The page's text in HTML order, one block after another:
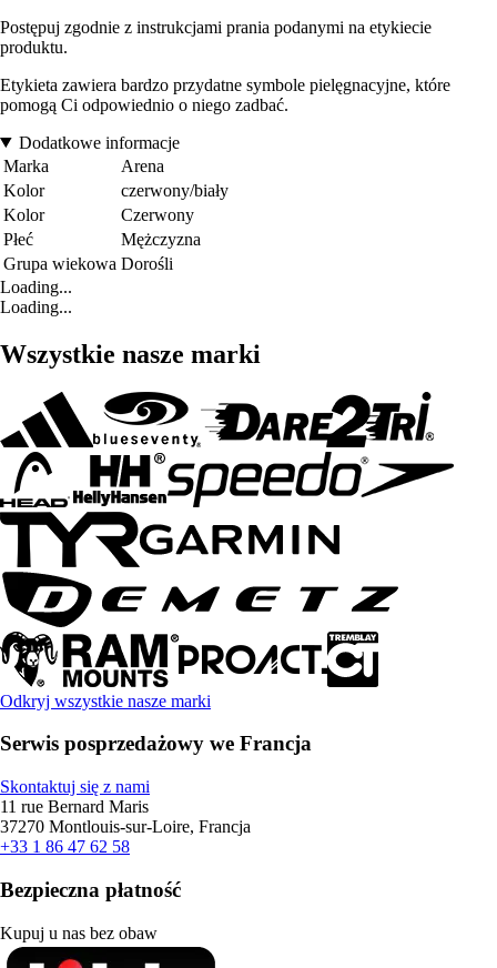
Postępuj zgodnie z instrukcjami prania podanymi na etykiecie
produktu.
Etykieta zawiera bardzo przydatne symbole pielęgnacyjne, które
pomogą Ci odpowiednio o niego zadbać.
Dodatkowe informacje
Marka
Arena
Kolor
czerwony/biały
Kolor
Czerwony
Płeć
Mężczyzna
Grupa wiekowa Dorośli
Loading...
Loading...
Wszystkie nasze marki
Odkryj wszystkie nasze marki
Serwis posprzedażowy we Francja
Skontaktuj się z nami
11 rue Bernard Maris
37270 Montlouis-sur-Loire, Francja
+33 1 86 47 62 58
Bezpieczna płatność
Kupuj u nas bez obaw